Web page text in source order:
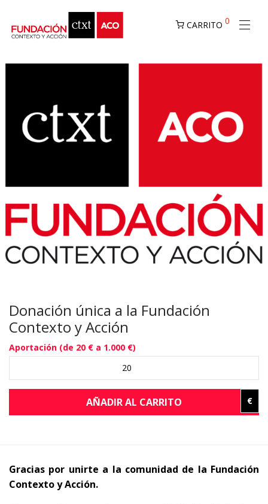
CARRITO 0
Donación única a la Fundación
Contexto y Acción
Aportación (de 20 € a 1.000 €)
€
AÑADIR AL CARRITO
Gracias por unirte a la comunidad de la Fundación
Contexto y Acción.